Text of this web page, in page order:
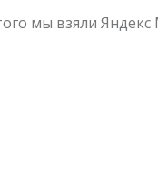
мы взяли Яндекс